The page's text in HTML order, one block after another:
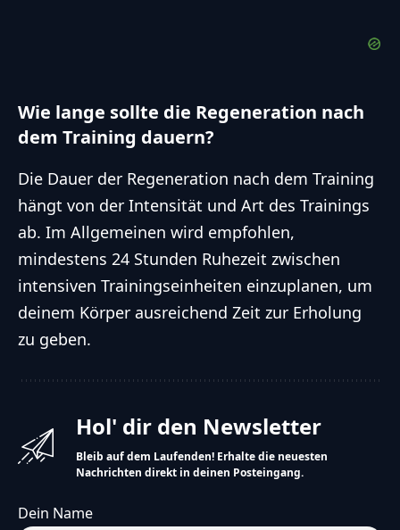
Wie lange sollte die Regeneration nach
dem Training dauern?
Die Dauer der Regeneration nach dem Training
hängt von der Intensität und Art des Trainings
ab. Im Allgemeinen wird empfohlen,
mindestens 24 Stunden Ruhezeit zwischen
intensiven Trainingseinheiten einzuplanen, um
deinem Körper ausreichend Zeit zur Erholung
zu geben.
Hol' dir den Newsletter
Bleib auf dem Laufenden! Erhalte die neuesten
Nachrichten direkt in deinen Posteingang.
Dein Name